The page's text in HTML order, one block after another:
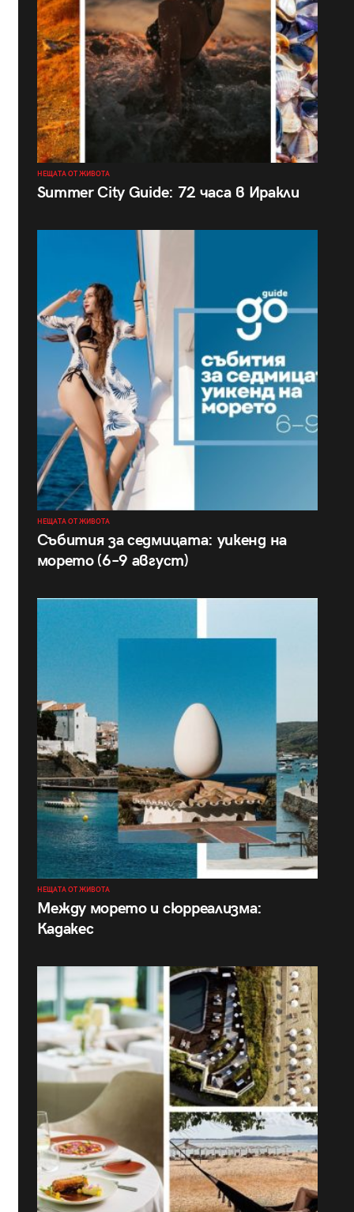
НЕЩАТА ОТ ЖИВОТА
Summer City Guide: 72 часа в Иракли
НЕЩАТА ОТ ЖИВОТА
Събития за седмицата: уикенд на
морето (6–9 август)
НЕЩАТА ОТ ЖИВОТА
Между морето и сюрреализма:
Кадакес